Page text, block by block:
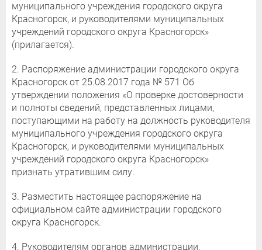
муниципального учреждения городского округа
Красногорск, и руководителями муниципальных
учреждений городского округа Красногорск»
(прилагается).
2. Распоряжение администрации городского округа
Красногорск от 25.08.2017 года № 571 Об
утверждении положения «О проверке достоверности
и полноты сведений, представленных лицами,
поступающими на работу на должность руководителя
муниципального учреждения городского округа
Красногорск, и руководителями муниципальных
учреждений городского округа Красногорск»
признать утратившим силу.
3. Разместить настоящее распоряжение на
официальном сайте администрации городского
округа Красногорск.
4. Руководителям органов администрации,